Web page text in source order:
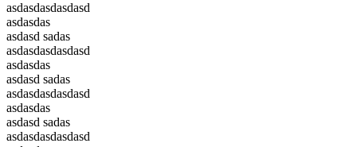
asdasdasdasdasd
asdasdas
asdasd sadas
asdasdasdasdasd
asdasdas
asdasd sadas
asdasdasdasdasd
asdasdas
asdasd sadas
asdasdasdasdasd